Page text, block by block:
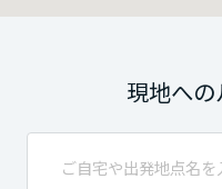
現地へ